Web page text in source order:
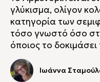
γλύκισμα, ολίγον
κατηγορία των
τόσο γνωστό όσο
όποιος το
Ιωάννα